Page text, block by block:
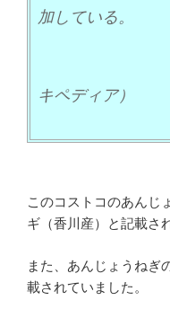
加している。
（引
キペディア）
このコストコのあんじ
ギ（香川産）と記載さ
また、あんじょうねぎ
載されていました。